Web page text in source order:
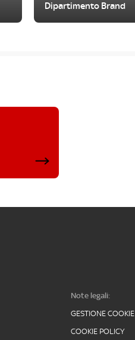
Dipartimento Brand
Note legali:
GESTIONE COOKIE
COOKIE POLICY